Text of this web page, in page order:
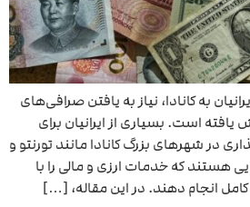
به کانادا، نیاز به یافتن صرافی‌های
یافته است. بسیاری از ایرانیان برای
در شهرهای بزرگ کانادا مانند تورنتو و
هستند که خدمات ارزی و مالی را با
انجام دهند. در این مقاله، […]